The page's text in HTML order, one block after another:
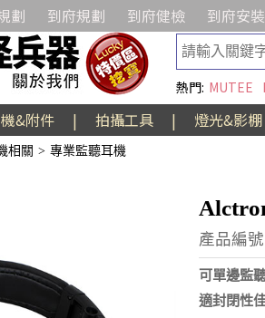
劃 到府規劃 到府健檢 到府安裝
熱門: MUTEE
&附件 | 拍攝工具 | 燈光&影棚
相關 > 專業監聽耳機
產品編
可單邊監
適封閉性